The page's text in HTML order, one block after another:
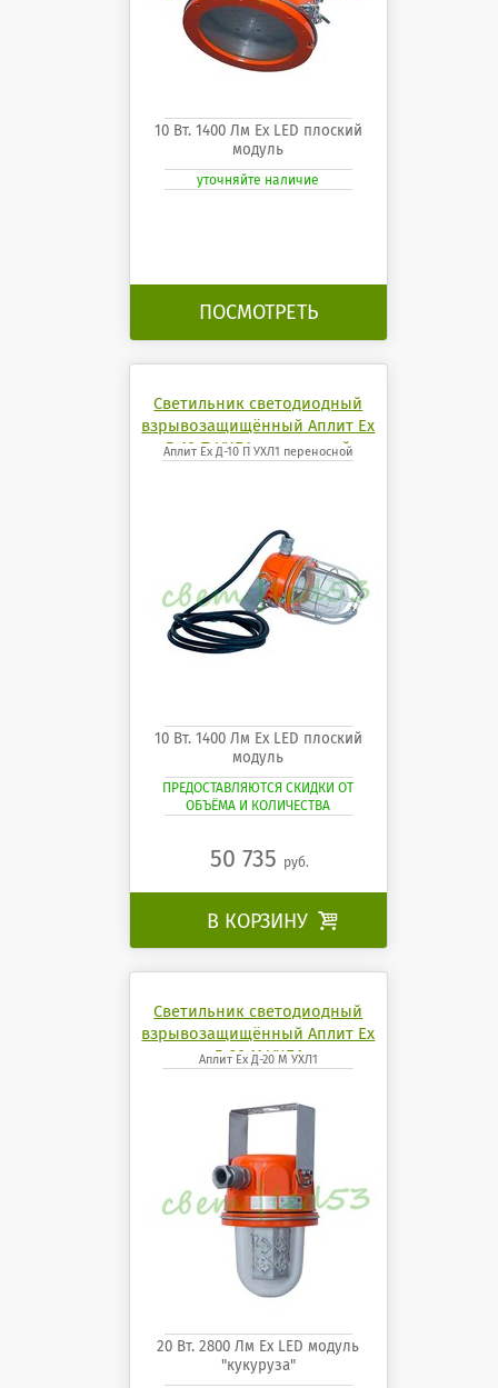
10 Вт. 1400 Лм Ех LED плоский
модуль
уточняйте наличие
ПОСМОТРЕТЬ
Светильник светодиодный
взрывозащищённый Аплит Ех
Д-10 П УХЛ1 переносной
Аплит Ех Д-10 П УХЛ1 переносной
10 Вт. 1400 Лм Ех LED плоский
модуль
ПРЕДОСТАВЛЯЮТСЯ СКИДКИ ОТ
ОБЪЁМА И КОЛИЧЕСТВА
50 735 руб.
В КОРЗИНУ 
Светильник светодиодный
взрывозащищённый Аплит Ех
Д-20 М УХЛ1
Аплит Ех Д-20 М УХЛ1
20 Вт. 2800 Лм Ех LED модуль
"кукуруза"